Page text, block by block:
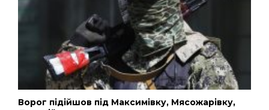
Ворог підійшов під Максимівку, Мясожарівку,